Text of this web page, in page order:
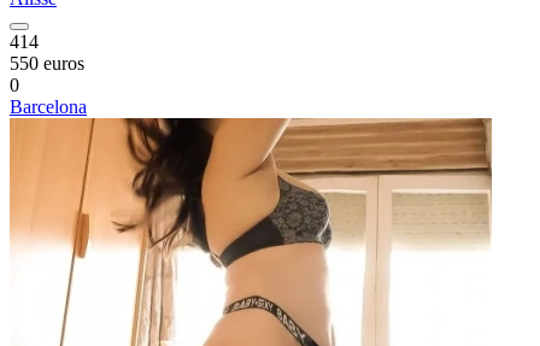
414
550 euros
0
Barcelona